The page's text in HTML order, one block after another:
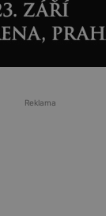
Reklama